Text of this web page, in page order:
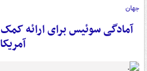
جهان
آمادگی سوئیس برای ارائه
آمریکا